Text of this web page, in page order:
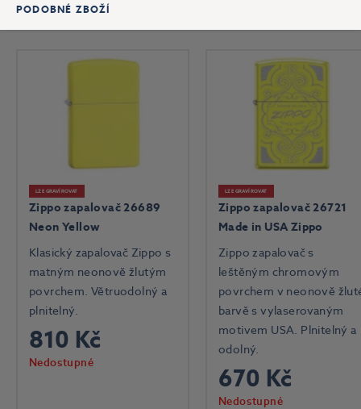
PODOBNÉ ZBOŽÍ
LZE GRAVÍROVAT
Zippo zapalovač 26689
Neon Yellow
Klasický zapalovač Zippo s
matným neonově žlutým
povrchem. Větruodolný a
plnitelný.
810 Kč
Nedostupné
LZE GRAVÍROVAT
Zippo zapalovač 26721
Made in USA Zippo
Zippo zapalovač s
leštěným chromovým
povrchem v neonově
barvě s vylaserovaným
motivem USA. Plnitelný a
odolný.
670 Kč
Nedostupné